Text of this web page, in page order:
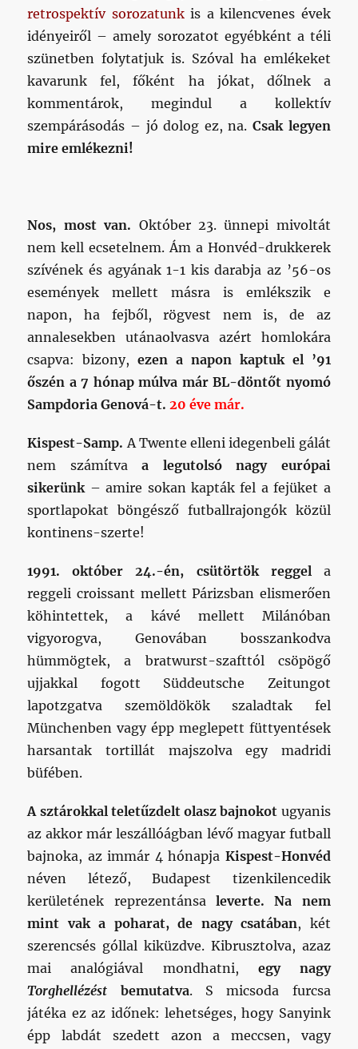
retrospektív sorozatunkis a kilencvenes évek
idényeiről – amely sorozatot egyébként a téli
szünetben folytatjuk is. Szóval ha emlékeket
kavarunk fel, főként ha jókat, dőlnek a
kommentárok, megindul a kollektív
szempárásodás – jó dolog ez, na. Csak legyen
mire emlékezni!
Nos, most van. Október 23. ünnepi mivoltát
nem kell ecsetelnem. Ám a Honvéd-drukkerek
szívének és agyának 1-1 kis darabja az ’56-os
események mellett másra is emlékszik e
napon, ha fejből, rögvest nem is, de az
annalesekben utánaolvasva azért homlokára
csapva: bizony,ezen a napon kaptuk el ’91
őszén a 7 hónap múlva már BL-döntőt nyomó
Sampdoria Genová-t.20 éve már.
Kispest-Samp. A Twente elleni idegenbeli gálát
nem számítvaa legutolsó nagy európai
sikerünk– amire sokan kapták fel a fejüket a
sportlapokat böngésző futballrajongók közül
kontinens-szerte!
1991. október 24.-én, csütörtök reggela
reggeli croissant mellett Párizsban elismerően
köhintettek, a kávé mellett Milánóban
vigyorogva, Genovában bosszankodva
hümmögtek, a bratwurst-szafttól csöpögő
ujjakkal fogott Süddeutsche Zeitungot
lapotzgatva szemöldökök szaladtak fel
Münchenben vagy épp meglepett füttyentések
harsantak tortillát majszolva egy madridi
büfében.
A sztárokkal teletűzdelt olasz bajnokot ugyanis
az akkor már leszállóágban lévő magyar futball
bajnoka, az immár 4 hónapja Kispest-Honvéd
néven létező, Budapest tizenkilencedik
kerületének reprezentánsa leverte. Na nem
mint vak a poharat, de nagy csatában, két
szerencsés góllal kiküzdve. Kibrusztolva, azaz
mai analógiával mondhatni, egy nagy
Torghellézést bemutatva. S micsoda furcsa
játéka ez az időnek: lehetséges, hogy Sanyink
épp labdát szedett azon a meccsen, vagy